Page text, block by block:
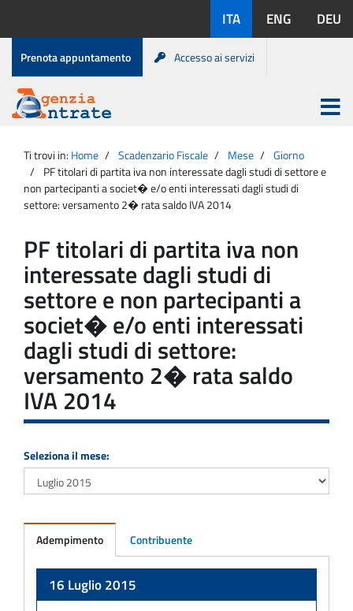
contenuto
disponibili:
ITA ENG DEU
Menu
di
servizio
Prenota appuntamento Accesso ai servizi
Agenzia
Entrate
Apri
menu
principale
Ti trovi in: Home Scadenzario Fiscale Mese
Giorno
PF titolari di partita iva non interessate dagli studi di settore e
non partecipanti a societ� e/o enti interessati dagli studi di
settore: versamento 2� rata saldo IVA 2014
PF titolari di partita iva non
interessate dagli studi di
settore e non partecipanti a
societ� e/o enti interessati
dagli studi di settore:
versamento 2� rata saldo
IVA 2014
Seleziona il mese:
Adempimento Contribuente
16 Luglio 2015